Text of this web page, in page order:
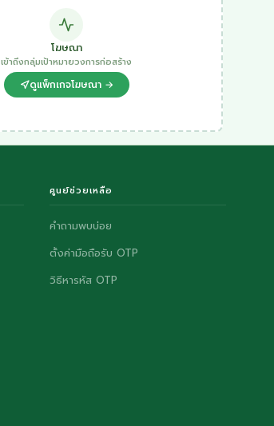
โฆษณา
เข้าถึงกลุ่มเป้าหมายวงการก่อสร้าง
ดูแพ็กเกจโฆษณา →
ศูนย์ช่วยเหลือ
คำถามพบบ่อย
ตั้งค่ามือถือรับ OTP
วิธีหารหัส OTP